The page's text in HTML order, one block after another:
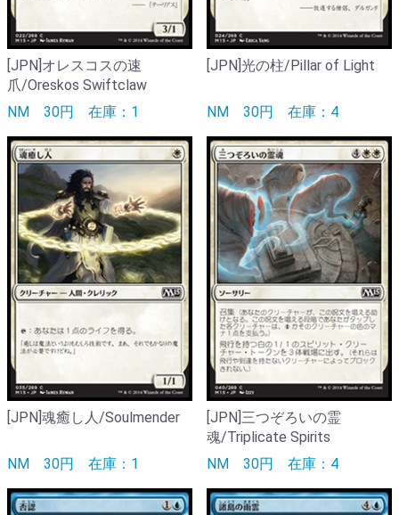
[JPN]オレスコスの速
爪/Oreskos Swiftclaw
NM 30円 在庫：1
[JPN]光の柱/Pillar of Light
NM 30円 在庫：4
[JPN]魂癒し人/Soulmender
NM 30円 在庫：1
[JPN]三つぞろいの霊
魂/Triplicate Spirits
NM 30円 在庫：4